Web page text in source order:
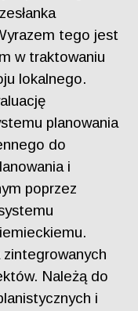
tego jest
w traktowaniu
lokalnego.
planowania
do
i
poprzez
Należą do
i